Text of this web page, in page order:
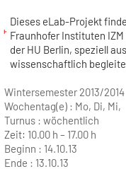
Dieses eLab-Projekt
Fraunhofer Instituten
der HU Berlin, speziell
wissenschaftlich
Wintersemester 2013/2014
Wochentag(e) : Mo, Di, Mi,
Turnus : wöchentlich
Zeit: 10.00 h – 17.00 h
Beginn : 14.10.13
Ende : 13.10.13